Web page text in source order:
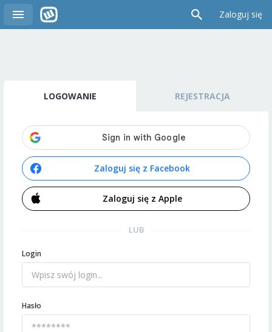
Zaloguj się
LOGOWANIE REJESTRACJA
Zaloguj się z Facebook
Zaloguj się z Apple
LUB
Login
Hasło